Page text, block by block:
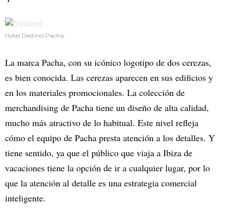
Hotel Destino Pacha.
La marca Pacha, con su icónico logotipo de dos cerezas,
es bien conocida. Las cerezas aparecen en sus edificios y
en los materiales promocionales. La colección de
merchandising de Pacha tiene un diseño de alta calidad,
mucho más atractivo de lo habitual. Este nivel refleja
cómo el equipo de Pacha presta atención a los detalles. Y
tiene sentido, ya que el público que viaja a Ibiza de
vacaciones tiene la opción de ir a cualquier lugar, por lo
que la atención al detalle es una estrategia comercial
inteligente.